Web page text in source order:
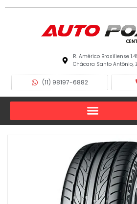
R. Américo Brasiliense
Chácara Santo Antônio,
(11) 98197-6882